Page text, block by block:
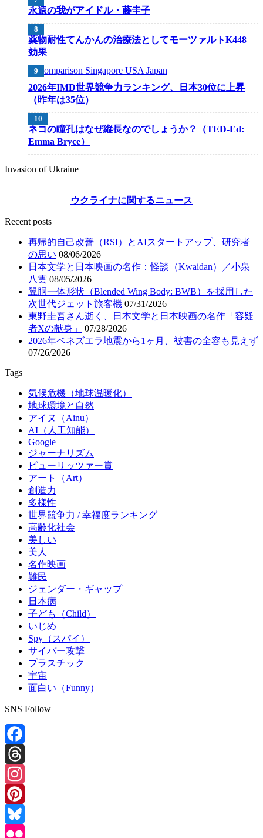
永遠の我がアイドル・藤圭子
薬物耐性てんかんの治療法としてモーツァルトK448
効果
2026年IMD世界競争力ランキング、日本30位に上昇
（昨年は35位）
ネコの瞳孔はなぜ縦長なのでしょうか？（TED-Ed:
Emma Bryce）
Invasion of Ukraine
ウクライナに関するニュース
Recent posts
再帰的自己改善（RSI）とAIスタートアップ、研究者
の思い 08/06/2026
日本文学と日本映画の名作：怪談（Kwaidan）／小泉
八雲 08/05/2026
翼胴一体形状（Blended Wing Body: BWB）を採用した
次世代ジェット旅客機 07/31/2026
東野圭吾さん逝く、日本文学と日本映画の名作「容疑
者Xの献身」
07/28/2026
2026年ベネズエラ地震から1ヶ月、被害の全容も見えず
07/26/2026
Tags
気候危機（地球温暖化）
地球環境と自然
アイヌ（Ainu）
AI（人工知能）
Google
ジャーナリズム
ピューリッツァー賞
アート（Art）
創造力
多様性
世界競争力 / 幸福度ランキング
高齢化社会
美しい
美人
名作映画
難民
ジェンダー・ギャップ
日本病
子ども（Child）
いじめ
Spy（スパイ）
サイバー攻撃
プラスチック
宇宙
面白い（Funny）
SNS Follow
Facebook
Threads
Instagram
Pinterest
Bluesky